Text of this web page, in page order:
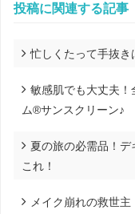
投稿に関連する記事
忙しくたって手抜
敏感肌でも大丈夫
ム®サンスクリーン♪
夏の旅の必需品！
これ！
メイク崩れの救世